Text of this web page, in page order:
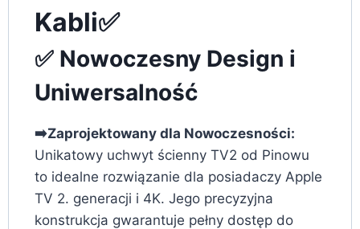
Kabli✅
✅ Nowoczesny Design i
Uniwersalność
➡️Zaprojektowany dla Nowoczesności:
Unikatowy uchwyt ścienny TV2 od Pinowu
to idealne rozwiązanie dla posiadaczy Apple
TV 2. generacji i 4K. Jego precyzyjna
konstrukcja gwarantuje pełny dostęp do